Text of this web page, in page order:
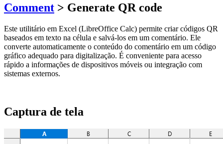
Comment > Generate QR code
Este utilitário em Excel (LibreOffice Calc) permite criar códigos QR
baseados em texto na célula e salvá-los em um comentário. Ele
converte automaticamente o conteúdo do comentário em um código
gráfico adequado para digitalização. É conveniente para acesso
rápido a informações de dispositivos móveis ou integração com
sistemas externos.
Captura de tela